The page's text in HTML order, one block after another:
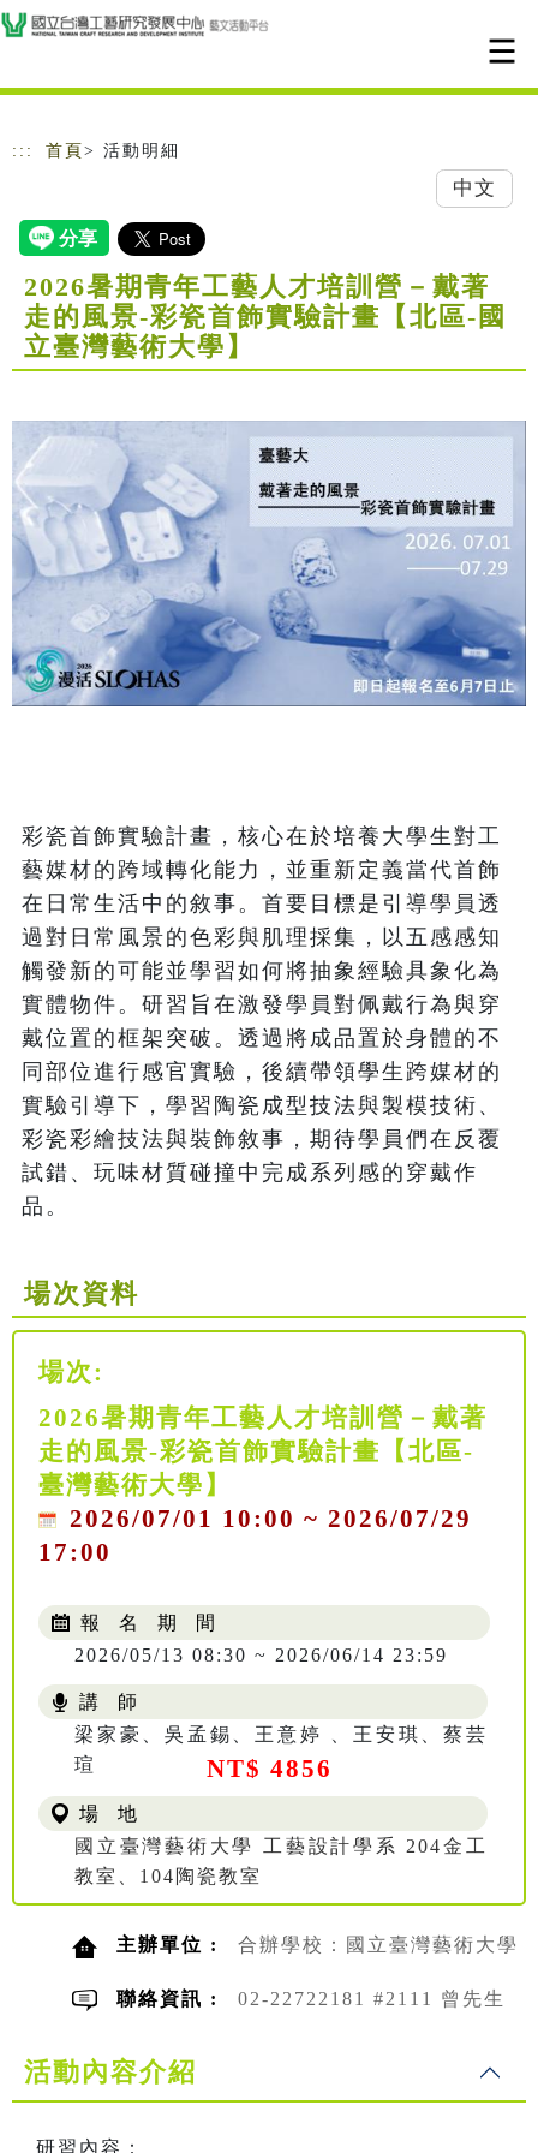
跳到主要內容
網站導覽
::: 首頁 > 活動明細
中文
2026暑期青年工藝人才培訓營－戴著
走的風景-彩瓷首飾實驗計畫【北區-國
立臺灣藝術大學】
彩瓷首飾實驗計畫，核心在於培養大學生對工
藝媒材的跨域轉化能力，並重新定義當代首飾
在日常生活中的敘事。首要目標是引導學員透
過對日常風景的色彩與肌理採集，以五感感知
觸發新的可能並學習如何將抽象經驗具象化為
實體物件。研習旨在激發學員對佩戴行為與穿
戴位置的框架突破。透過將成品置於身體的不
同部位進行感官實驗，後續帶領學生跨媒材的
實驗引導下，學習陶瓷成型技法與製模技術、
彩瓷彩繪技法與裝飾敘事，期待學員們在反覆
試錯、玩味材質碰撞中完成系列感的穿戴作
品。
場次資料
場次:
2026暑期青年工藝人才培訓營－戴著
走的風景-彩瓷首飾實驗計畫【北區-
臺灣藝術大學】
2026/07/01 10:00 ~ 2026/07/29
17:00
NT$ 4856
報 名 期 間
2026/05/13 08:30 ~ 2026/06/14 23:59
講 師
梁家豪、吳孟錫、王意婷 、王安琪、蔡芸
瑄
場 地
國立臺灣藝術大學 工藝設計學系 204金工
教室、104陶瓷教室
主辦單位 : 合辦學校：國立臺灣藝術大學
聯絡資訊 : 02-22722181 #2111 曾先生
活動內容介紹
研習內容：